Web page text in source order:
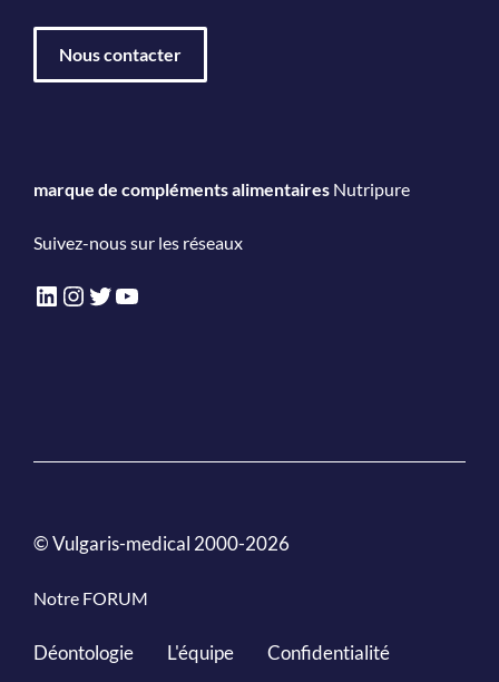
Nous contacter
marque de compléments alimentaires Nutripure
Suivez-nous sur les réseaux
LinkedIn
Instagram
Twitter
YouTube
© Vulgaris-medical 2000-2026
Notre FORUM
Déontologie L'équipe Confidentialité